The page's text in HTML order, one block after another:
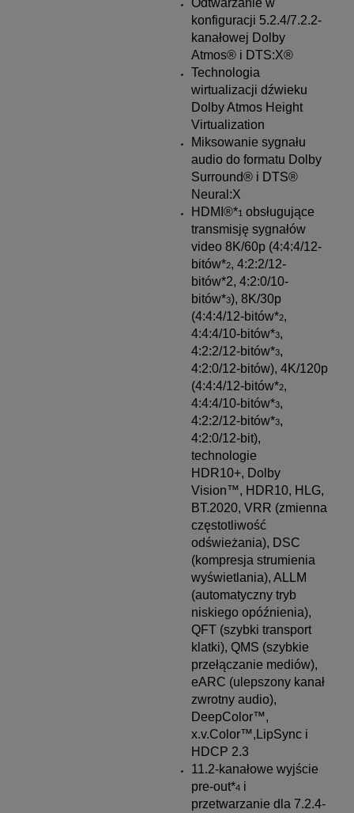
Odtwarzanie w
konfiguracji 5.2.4/7.2.2-
kanałowej Dolby
Atmos® i DTS:X®
Technologia
wirtualizacji dźwieku
Dolby Atmos Height
Virtualization
Miksowanie sygnału
audio do formatu Dolby
Surround® i DTS®
Neural:X
HDMI®*1
obsługujące
transmisję sygnałów
video 8K/60p (4:4:4/12-
bitów*2, 4:2:2/12-
bitów*2, 4:2:0/10-
bitów*3), 8K/30p
(4:4:4/12-bitów*2,
4:4:4/10-bitów*3,
4:2:2/12-bitów*3,
4:2:0/12-bitów), 4K/120p
(4:4:4/12-bitów*2,
4:4:4/10-bitów*3,
4:2:2/12-bitów*3,
4:2:0/12-bit),
technologie
HDR10+, Dolby
Vision™, HDR10, HLG,
BT.2020, VRR (zmienna
częstotliwość
odświeżania), DSC
(kompresja strumienia
wyświetlania), ALLM
(automatyczny tryb
niskiego opóźnienia),
QFT (szybki transport
klatki), QMS (szybkie
przełączanie mediów),
eARC (ulepszony kanał
zwrotny audio),
DeepColor™,
x.v.Color™,LipSync i
HDCP 2.3
11.2-kanałowe wyjście
pre-out*4i
przetwarzanie dla 7.2.4-